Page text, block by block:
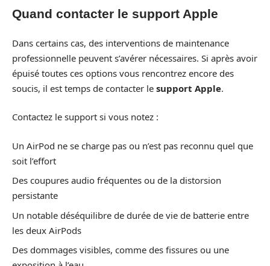
Quand contacter le support Apple
Dans certains cas, des interventions de maintenance
professionnelle peuvent s’avérer nécessaires. Si après avoir
épuisé toutes ces options vous rencontrez encore des
soucis, il est temps de contacter le support Apple.
Contactez le support si vous notez :
Un AirPod ne se charge pas ou n’est pas reconnu quel que
soit l’effort
Des coupures audio fréquentes ou de la distorsion
persistante
Un notable déséquilibre de durée de vie de batterie entre
les deux AirPods
Des dommages visibles, comme des fissures ou une